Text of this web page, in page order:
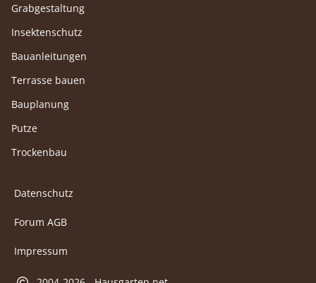
Grabgestaltung
Insektenschutz
Bauanleitungen
Terrasse bauen
Bauplanung
Putze
Trockenbau
Datenschutz
Forum AGB
Impressum